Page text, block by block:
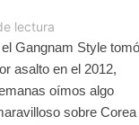
lectura
Gangnam Style tomó
asalto en el 2012,
oímos algo
sobre Corea